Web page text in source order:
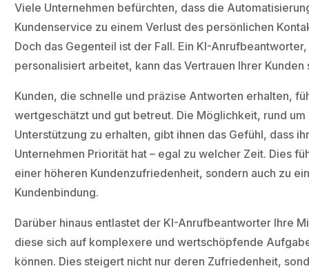
Viele Unternehmen befürchten, dass die
Kundenservice zu einem Verlust des persönlichen
Doch das Gegenteil ist der Fall. Ein KI-
personalisiert arbeitet, kann das Vertrauen Ihrer Kunden
Kunden, die schnelle und präzise Antworten erhalten,
wertgeschätzt und gut betreut. Die Möglichkeit, rund um
Unterstützung zu erhalten, gibt ihnen das Gefühl, dass
Unternehmen Priorität hat – egal zu welcher Zeit. Dies
einer höheren Kundenzufriedenheit, sondern auch zu
Kundenbindung.
Darüber hinaus entlastet der KI-Anrufbeantworter Ihre
diese sich auf komplexere und wertschöpfende
können. Dies steigert nicht nur deren Zufriedenheit,